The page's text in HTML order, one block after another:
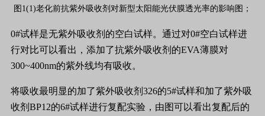
图1(1)老化前抗紫外吸收剂对新型太阳能光伏膜透光率的影响图；
0#试样是无紫外吸收剂的空白试样。通过对0#空白试样进
行对比可以看出，添加了抗紫外吸收剂的EVA薄膜对
300~400nm的紫外线均有吸收。
将吸收最明显的加了紫外吸收剂326的5#试样和加了紫外吸
收剂BP12的6#试样进行复配实验，由图可以看出复配后的